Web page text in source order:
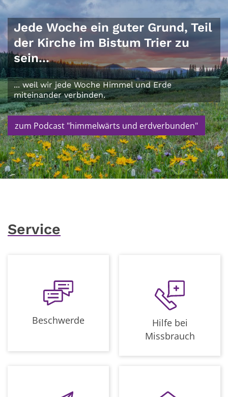
Jede Woche ein guter Grund, Teil
der Kirche im Bistum Trier zu
sein...
... weil wir jede Woche Himmel und Erde
miteinander verbinden.
zum Podcast "himmelwärts und erdverbunden"
© Joel Holland auf unsplash.com
Service
Beschwerde
Hilfe bei
Missbrauch